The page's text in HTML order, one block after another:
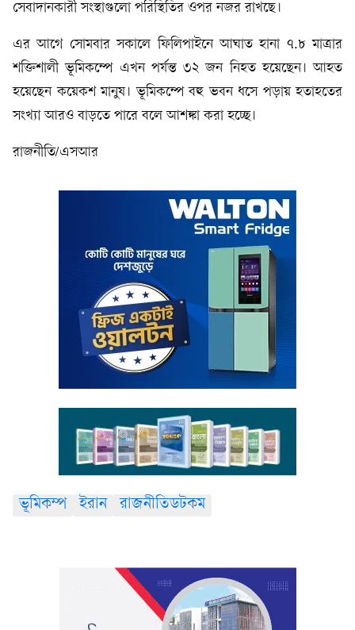
সেবাদানকারী সংস্থাগুলো পরিস্থিতির ওপর নজর রাখছে।
এর আগে সোমবার সকালে ফিলিপাইনে আঘাত হানা ৭.৮ মাত্রার
শক্তিশালী ভূমিকম্পে এখন পর্যন্ত ৩২ জন নিহত হয়েছেন। আহত
হয়েছেন কয়েকশ মানুষ। ভূমিকম্পে বহু ভবন ধসে পড়ায় হতাহতের
সংখ্যা আরও বাড়তে পারে বলে আশঙ্কা করা হচ্ছে।
রাজনীতি/এসআর
ভূমিকম্প ইরান রাজনীতিডটকম